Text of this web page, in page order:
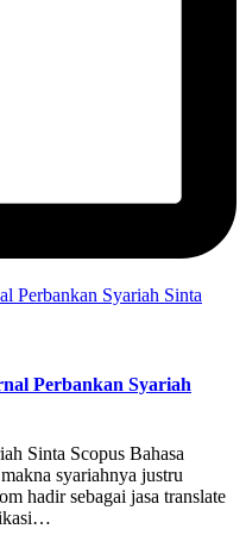
Perbankan Syariah
Sinta Scopus Bahasa
syariahnya justru
hadir sebagai jasa translate